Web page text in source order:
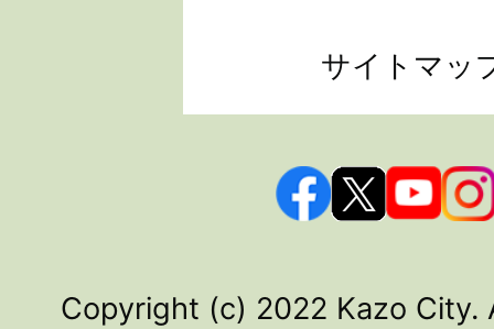
サイトマッ
Copyright (c) 2022 Kazo City.